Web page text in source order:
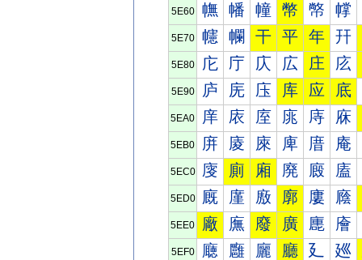
5E60 幠 幡 幢 幣 幤 幥
5E70 幰 幱 干 平 年 幵
5E80 庀 庁 庂 広 庄 庅
5E90 庐 庑 庒 库 应 底
5EA0 庠 庡 庢 庣 庤 庥
5EB0 庰 庱 庲 庳 庴 庵
5EC0 廀 廁 廂 廃 廄 廅
5ED0 廐 廑 廒 廓 廔 廕
5EE0 廠 廡 廢 廣 廤 廥
5EF0 廰 廱 廲 廳 廴 廵